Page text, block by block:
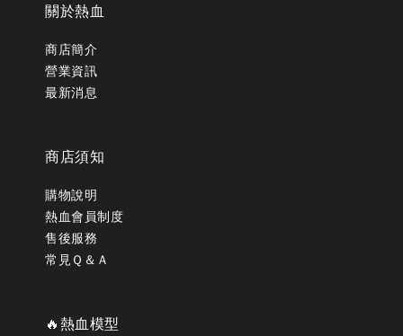
關於熱血
商店簡介
營業資訊
最新消息
商店須知
購物說明
熱血會員制度
售後服務
常見Ｑ＆Ａ
🔥熱血模型